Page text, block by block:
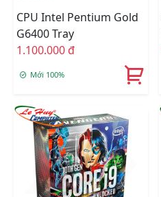
CPU Intel Pentium Gold
G6400 Tray
1.100.000 đ
Mới 100%